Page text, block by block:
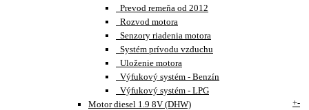
Prevod remeňa od 2012
Rozvod motora
Senzory riadenia motora
Systém prívodu vzduchu
Uloženie motora
Výfukový systém - Benzín
Výfukový systém - LPG
Motor diesel 1.9 8V (DHW)
+-